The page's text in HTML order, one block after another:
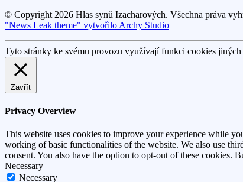
© Copyright 2026 Hlas synů Izacharových. Všechna práva
"News Leak theme" vytvořilo Archy Studio
Tyto stránky ke svému provozu využívají funkci cookies
Zavřít
Privacy Overview
This website uses cookies to improve your experience while
working of basic functionalities of the website. We also use
consent. You also have the option to opt-out of these cookies.
Necessary
Necessary